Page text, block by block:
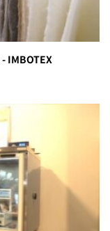
IMBOTEX